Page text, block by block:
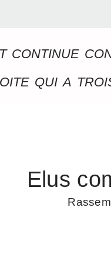
continue
qui a
Elus